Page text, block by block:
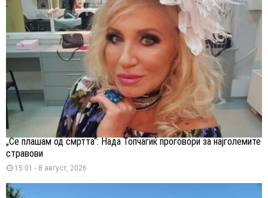
„Се плашам од смртта“: Нада Топчагиќ проговори за најголемите
стравови
15:01 - 8 август, 2026